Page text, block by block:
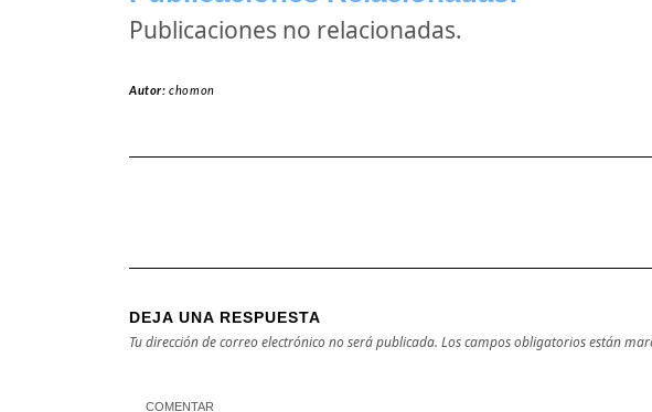
Publicaciones no relacionadas.
Autor:chomon
DEJA UNA RESPUESTA
Tu dirección de correo electrónico no será publicada. Los campos obligatorios están
COMENTAR